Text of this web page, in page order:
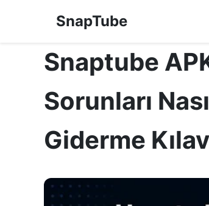
SnapTube
Snaptube
Sorunları
Giderme